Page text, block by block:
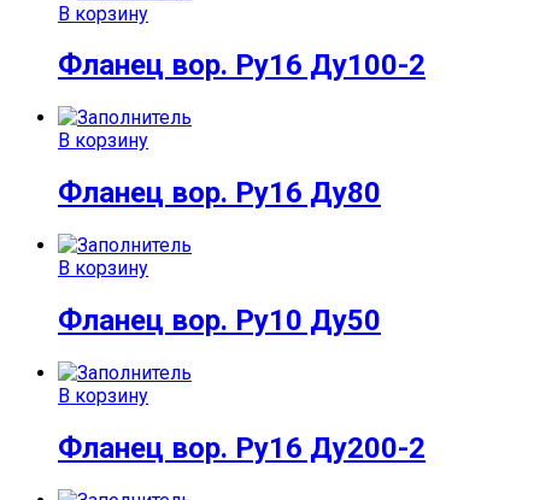
В корзину
Фланец вор. Ру16 Ду100-2
В корзину
Фланец вор. Ру16 Ду80
В корзину
Фланец вор. Ру10 Ду50
В корзину
Фланец вор. Ру16 Ду200-2